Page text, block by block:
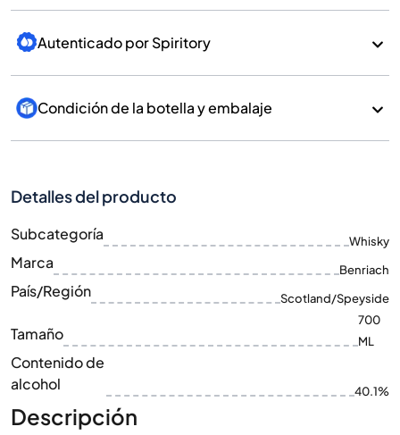
Autenticado por Spiritory
Condición de la botella y embalaje
Detalles del producto
Subcategoría Whisky
Marca Benriach
País/Región Scotland/Speyside
Tamaño
700
ML
Contenido de
alcohol
40.1%
Descripción